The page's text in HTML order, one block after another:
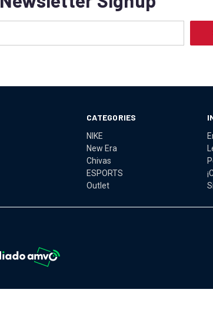
CATEGORIES
NIKE
New Era
Chivas
ESPORTS
Outlet